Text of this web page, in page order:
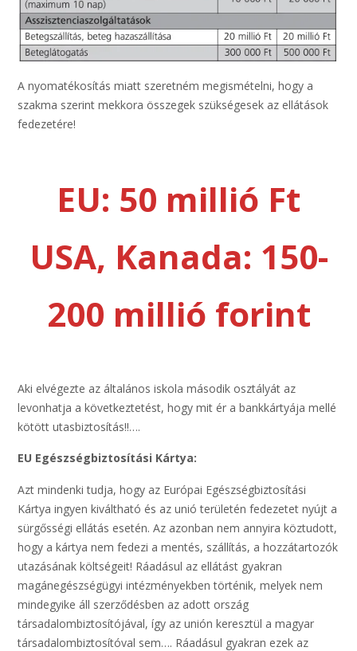
A nyomatékosítás miatt szeretném megismételni, hogy a
szakma szerint mekkora összegek szükségesek az ellátások
fedezetére!
EU: 50 millió Ft
USA, Kanada: 150-
200 millió forint
Aki elvégezte az általános iskola második osztályát az
levonhatja a következtetést, hogy mit ér a bankkártyája mellé
kötött utasbiztosítás!!….
EU Egészségbiztosítási Kártya:
Azt mindenki tudja, hogy az Európai Egészségbiztosítási
Kártya ingyen kiváltható és az unió területén fedezetet nyújt a
sürgősségi ellátás esetén. Az azonban nem annyira köztudott,
hogy a kártya nem fedezi a mentés, szállítás, a hozzátartozók
utazásának költségeit! Ráadásul az ellátást gyakran
magánegészségügyi intézményekben történik, melyek nem
mindegyike áll szerződésben az adott ország
társadalombiztosítójával, így az unión keresztül a magyar
társadalombiztosítóval sem…. Ráadásul gyakran ezek az